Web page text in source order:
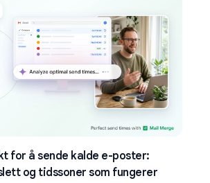
for å sende kalde e-poster:
og tidssoner som fungerer